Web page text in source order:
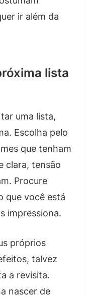
ir além da
lista
uma lista,
Escolha pelo
que tenham
clara, tensão
Procure
que você está
impressiona.
próprios
talvez
a revisita.
nascer de